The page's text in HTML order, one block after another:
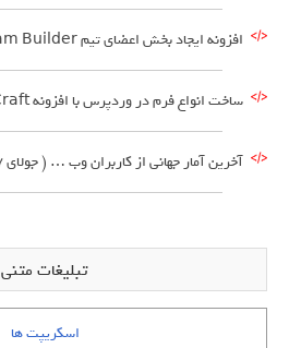
افزونه ایجاد بخش اعضای تیم Team Builder وردپرس
ساخت انواع فرم در وردپرس با افزونه FormCraft
آخرین آمار جهانی از کاربران وب … ( جولای 2017 )
تبلیغات متنی
اسکریپت ها